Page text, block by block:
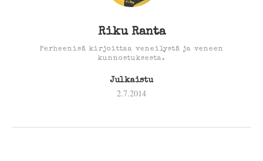
Riku Ranta
Perheenisä kirjoittaa veneilystä ja veneen
kunnostuksesta.
Julkaistu
2.7.2014